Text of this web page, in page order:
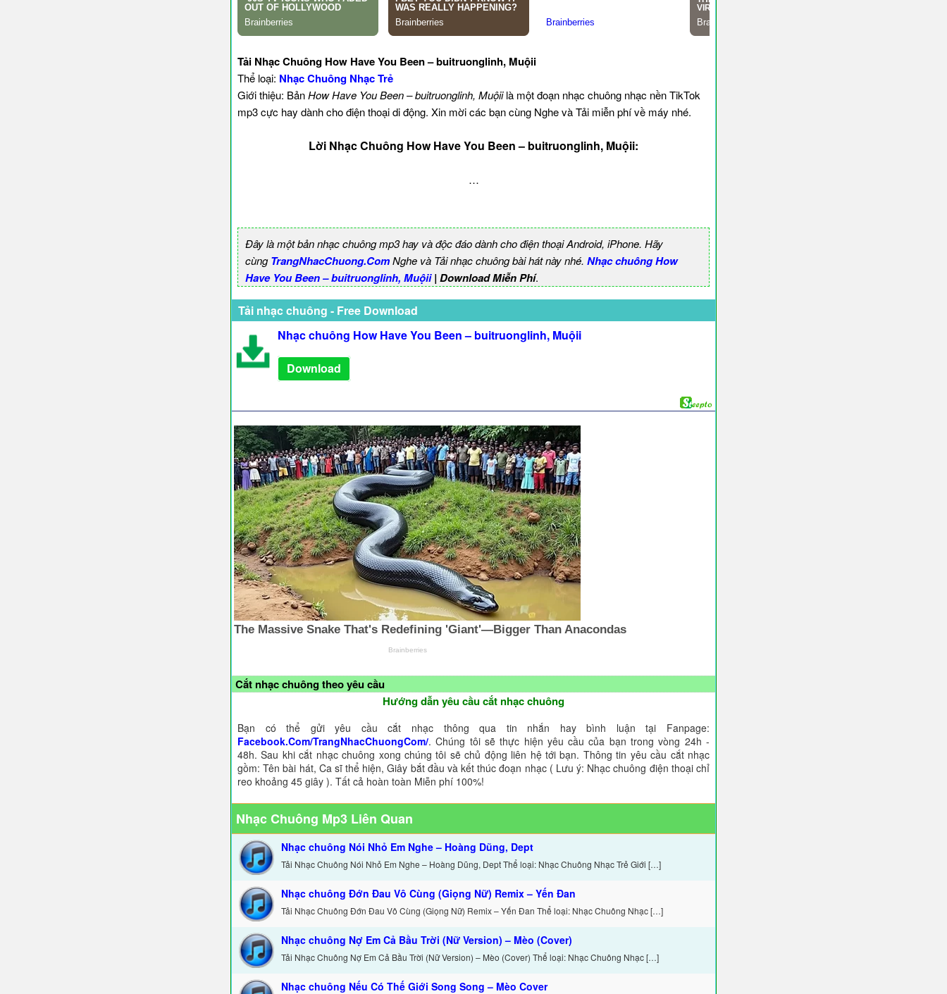
Tải Nhạc Chuông How Have You Been – buitruonglinh, Muộii
Thể loại: Nhạc Chuông Nhạc Trẻ
Giới thiệu: BảnHow Have You Been – buitruonglinh, Muộiilà một đoạn nhạc chuông nhạc nền TikTok
mp3 cực hay dành cho điện thoại di động. Xin mời các bạn cùng Nghe và Tải miễn phí về máy nhé.
Lời Nhạc Chuông How Have You Been – buitruonglinh, Muộii:
…
Đây là một bản nhạc chuông mp3 hay và độc đáo dành cho điện thoại Android, iPhone. Hãy
cùngTrangNhacChuong.ComNghe và Tải nhạc chuông bài hát này nhé. Nhạc chuông How
Have You Been – buitruonglinh, Muộii| Download Miễn Phí.
Tải nhạc chuông - Free Download
Nhạc chuông How Have You Been – buitruonglinh, Muộii
Download
Cắt nhạc chuông theo yêu cầu
Hướng dẫn yêu cầu cắt nhạc chuông
Bạn có thể gửi yêu cầu cắt nhạc thông qua tin nhắn hay bình luận tại Fanpage:
Facebook.Com/TrangNhacChuongCom/. Chúng tôi sẽ thực hiện yêu cầu của bạn trong vòng 24h -
48h. Sau khi cắt nhạc chuông xong chúng tôi sẽ chủ động liên hệ tới bạn. Thông tin yêu cầu cắt nhạc
gồm: Tên bài hát, Ca sĩ thể hiện, Giây bắt đầu và kết thúc đoạn nhạc ( Lưu ý: Nhạc chuông điện thoại chỉ
reo khoảng 45 giây ). Tất cả hoàn toàn Miễn phí 100%!
Nhạc Chuông Mp3 Liên Quan
Nhạc chuông Nói Nhỏ Em Nghe – Hoàng Dũng, Dept
Tải Nhạc Chuông Nói Nhỏ Em Nghe – Hoàng Dũng, Dept Thể loại: Nhạc Chuông Nhạc Trẻ Giới […]
Nhạc chuông Đớn Đau Vô Cùng (Giọng Nữ) Remix – Yến Đan
Tải Nhạc Chuông Đớn Đau Vô Cùng (Giọng Nữ) Remix – Yến Đan Thể loại: Nhạc Chuông Nhạc […]
Nhạc chuông Nợ Em Cả Bầu Trời (Nữ Version) – Mèo (Cover)
Tải Nhạc Chuông Nợ Em Cả Bầu Trời (Nữ Version) – Mèo (Cover) Thể loại: Nhạc Chuông Nhạc […]
Nhạc chuông Nếu Có Thế Giới Song Song – Mèo Cover